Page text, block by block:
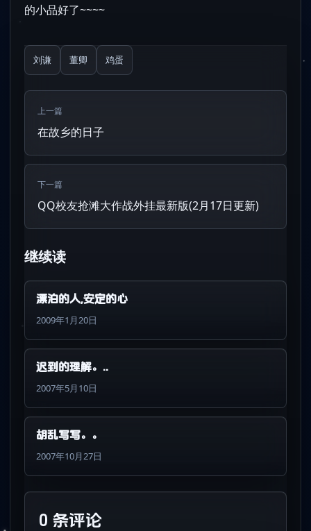
的小品好了~~~~
刘谦 董卿 鸡蛋
上一篇
在故乡的日子
下一篇
QQ校友抢滩大作战外挂最新版(2月17日更新)
继续读
漂泊的人,安定的心
2009年1月20日
迟到的理解。..
2007年5月10日
胡乱写写。。
2007年10月27日
0 条评论